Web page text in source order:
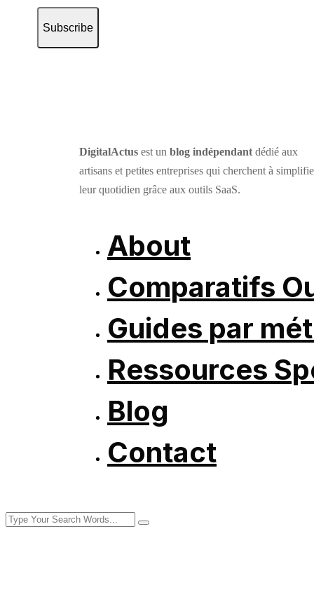
Subscribe
DigitalActus est un blog indépendant dédié aux
artisans et petites entreprises qui cherchent à
leur quotidien grâce aux outils SaaS.
About
Comparatifs
Guides par
Ressources
Blog
Contact